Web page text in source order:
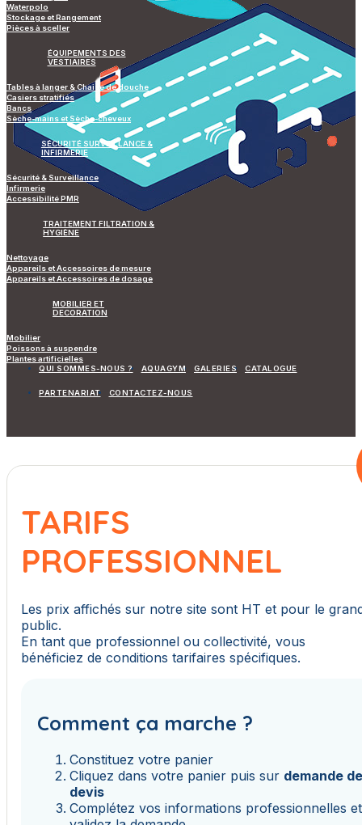
Waterpolo
Stockage et Rangement
Pièces à sceller
ÉQUIPEMENTS DES
VESTIAIRES
Tables à langer & Chaise de douche
Casiers stratifiés
Bancs
Sèche-mains et Sèche-cheveux
SÉCURITÉ SURVEILLANCE &
INFIRMERIE
Sécurité & Surveillance
Infirmerie
Accessibilité PMR
TRAITEMENT FILTRATION &
HYGIÈNE
Nettoyage
Appareils et Accessoires de mesure
Appareils et Accessoires de dosage
MOBILIER ET
DECORATION
Mobilier
Poissons à suspendre
Plantes artificielles
QUI SOMMES-NOUS ?
AQUAGYM GALERIES CATALOGUE
PARTENARIAT CONTACTEZ-NOUS
TARIFS
PROFESSIONNEL
Les prix affichés sur notre site sont HT et pour le
public.
En tant que professionnel ou collectivité, vous
bénéficiez de conditions tarifaires spécifiques.
Comment ça marche ?
Constituez votre panier
Cliquez dans votre panier puis sur demande
devis
Complétez vos informations professionnelles et